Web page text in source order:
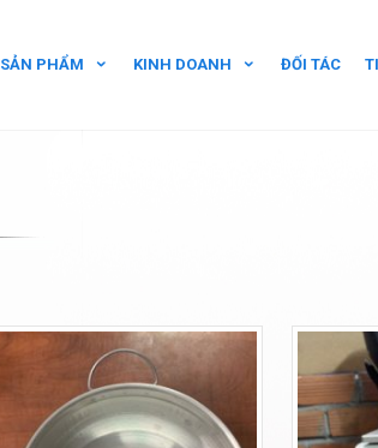
SẢN PHẨM KINH DOANH ĐỐI TÁC